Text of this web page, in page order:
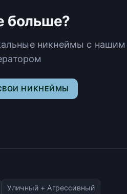
больше?
никнеймы с нашим
НИКНЕЙМЫ
Уличный + Агрессивный